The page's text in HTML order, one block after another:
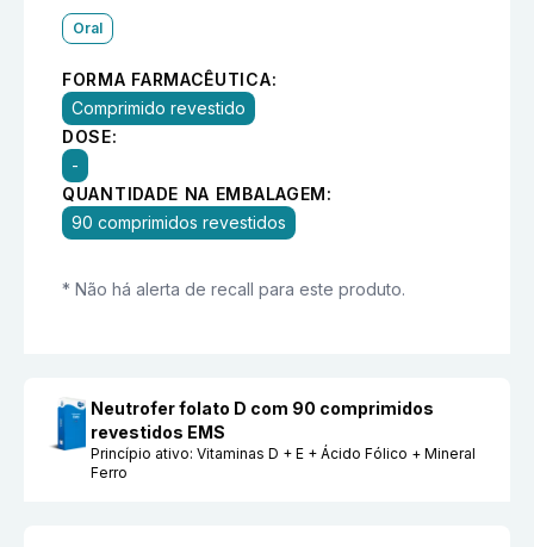
Oral
FORMA FARMACÊUTICA:
Comprimido revestido
DOSE:
-
QUANTIDADE NA EMBALAGEM:
90 comprimidos revestidos
* Não há alerta de recall para este produto.
Neutrofer folato D com 90 comprimidos
revestidos EMS
Princípio ativo:Vitaminas D + E + Ácido Fólico + Mineral
Ferro